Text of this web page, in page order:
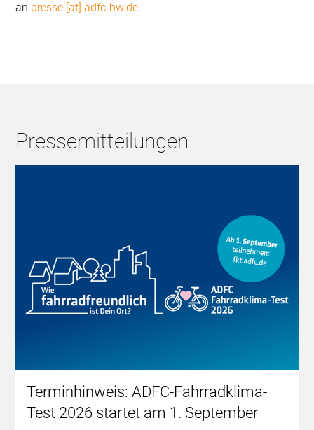
an presse [at] adfc-bw.de.
Pressemitteilungen
Terminhinweis: ADFC-Fahrradklima-
Test 2026 startet am 1. September